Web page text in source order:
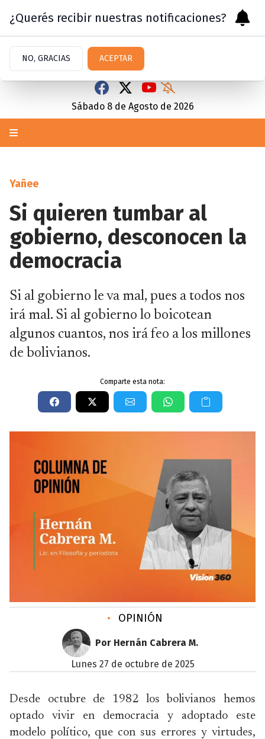
Sábado 8 de Agosto de 2026
Yañee
Si quieren tumbar al
gobierno, desconocen la
democracia
Si al gobierno le va mal, pues a todos nos
irá mal. Si al gobierno lo boicotean
algunos cuantos, nos irá feo a los millones
de bolivianos.
Comparte esta nota:
• OPINIÓN
Por Hernán Cabrera M.
lunes 27 de octubre de 2025
Desde octubre de 1982 los bolivianos hemos
optado vivir en democracia y adoptado este
modelo político, que con sus errores y virtudes,
¿Querés recibir nuestras notificaciones?
NO, GRACIAS ACEPTAR